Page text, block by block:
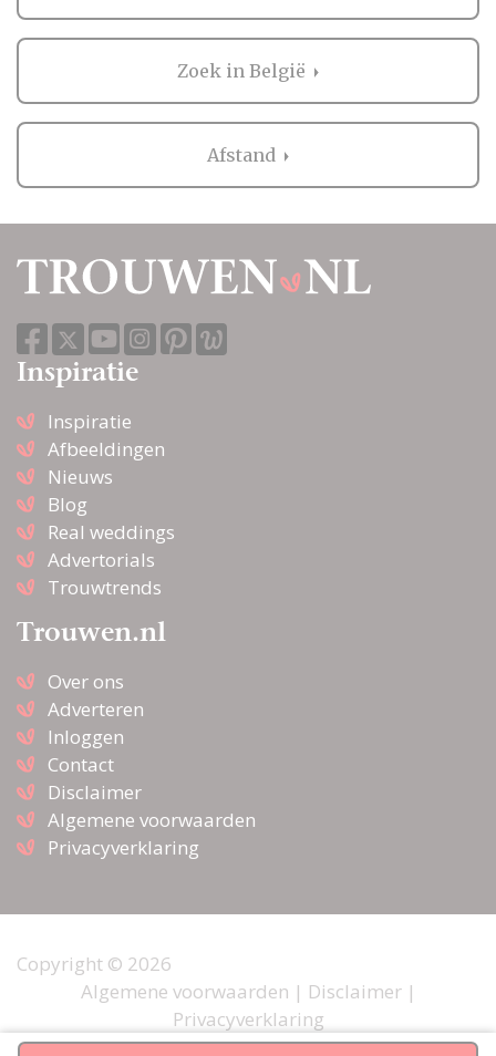
Zoek in België
Afstand
Inspiratie
Inspiratie
Afbeeldingen
Nieuws
Blog
Real weddings
Advertorials
Trouwtrends
Trouwen.nl
Over ons
Adverteren
Inloggen
Contact
Disclaimer
Algemene voorwaarden
Privacyverklaring
Copyright © 2026
Algemene voorwaarden | Disclaimer|
Privacyverklaring
Webdesign doorPixel Creation